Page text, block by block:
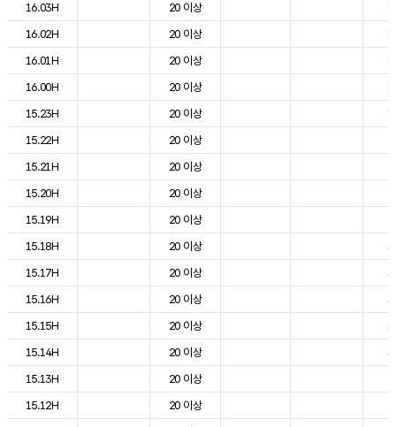
16.03H
20 이상
16.02H
20 이상
16.01H
20 이상
16.00H
20 이상
15.23H
20 이상
15.22H
20 이상
15.21H
20 이상
15.20H
20 이상
15.19H
20 이상
15.18H
20 이상
15.17H
20 이상
15.16H
20 이상
15.15H
20 이상
15.14H
20 이상
15.13H
20 이상
15.12H
20 이상